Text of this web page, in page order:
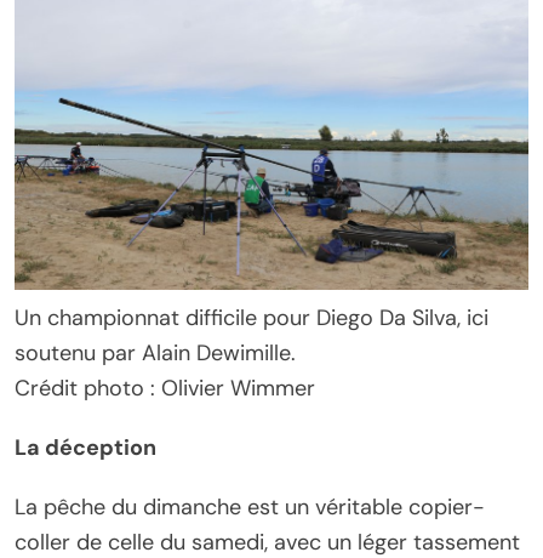
Un championnat difficile pour Diego Da Silva, ici
soutenu par Alain Dewimille.
Crédit photo : Olivier Wimmer
La déception
La pêche du dimanche est un véritable copier-
coller de celle du samedi, avec un léger tassement